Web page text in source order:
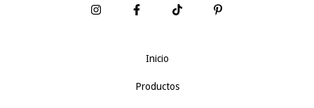
Inicio
Productos